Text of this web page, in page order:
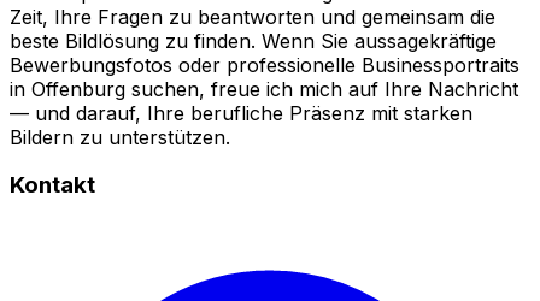
Zeit, Ihre Fragen zu beantworten und gemeinsam die
beste Bildlösung zu finden. Wenn Sie aussagekräftige
Bewerbungsfotos oder professionelle Businessportraits
in Offenburg suchen, freue ich mich auf Ihre Nachricht
— und darauf, Ihre berufliche Präsenz mit starken
Bildern zu unterstützen.
Kontakt